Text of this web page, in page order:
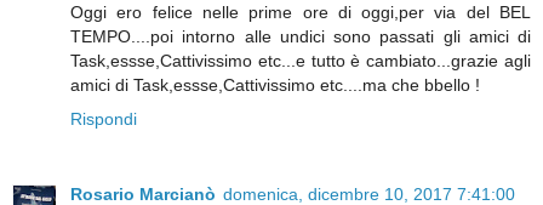
Oggi ero felice nelle prime ore di oggi,per via del BEL
TEMPO....poi intorno alle undici sono passati gli amici di
Task,essse,Cattivissimo etc...e tutto è cambiato...grazie agli
amici di Task,essse,Cattivissimo etc....ma che bbello !
Rispondi
Rosario Marcianò domenica, dicembre 10, 2017 7:41:00